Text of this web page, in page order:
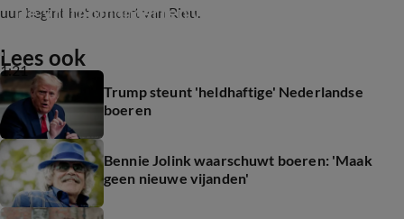
uur begint het concert van Rieu.
1:21
De Vrijthofconcerten van Rieu
Lees ook
Trump steunt 'heldhaftige' Nederlandse
boeren
Bennie Jolink waarschuwt boeren: 'Maak
geen nieuwe vijanden'